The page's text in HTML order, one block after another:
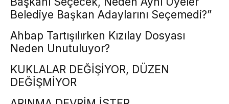
Belediye Başkan Adaylarını Seçemedi?”
Ahbap Tartışılırken Kızılay Dosyası
Neden Unutuluyor?
KUKLALAR DEĞİŞİYOR, DÜZEN
DEĞİŞMİYOR